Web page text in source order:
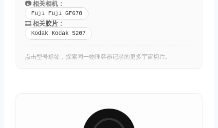
📷 相关相机：
Fuji Fuji GF670
🎞️ 相关胶片 ：
Kodak Kodak 5207
点击型号标签，探索同一物理容器记录的更多宇宙切片。